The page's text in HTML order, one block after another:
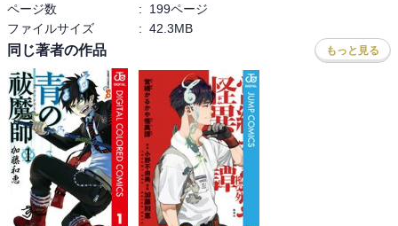
お母さんが最後にまた、宝物と言うところも
出雲がやっとみんなに助けと言えるところも泣ける。
人間が嫌いだ、おまえもそうだろうと外道院に
同意を求められた出雲が、
「今は思わない」と短く答えるのが良かった。
ページ数
:
199ページ
ファイルサイズ
: 42.3MB
同じ著者の作品 もっと見る